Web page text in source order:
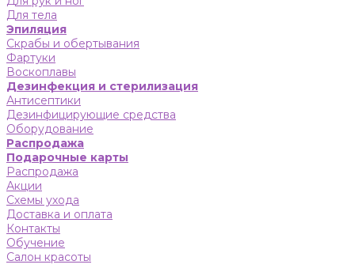
Для тела
Эпиляция
Скрабы и обертывания
Фартуки
Воскоплавы
Дезинфекция и стерилизация
Антисептики
Дезинфицирующие средства
Оборудование
Распродажа
Подарочные карты
Распродажа
Акции
Схемы ухода
Доставка и оплата
Контакты
Обучение
Салон красоты